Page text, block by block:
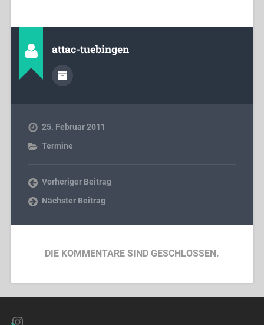
attac-tuebingen
25. Februar 2011
Termine
Vorheriger Beitrag
Nächster Beitrag
DIE KOMMENTARE SIND GESCHLOSSEN.